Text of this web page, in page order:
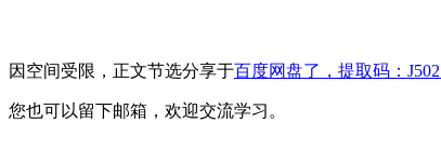
因空间受限，正文节选分享于百度网盘了，提取码：J502
您也可以留下邮箱，欢迎交流学习。